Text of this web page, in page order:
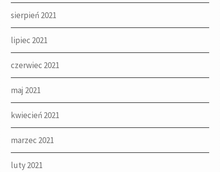
sierpień 2021
lipiec 2021
czerwiec 2021
maj 2021
kwiecień 2021
marzec 2021
luty 2021